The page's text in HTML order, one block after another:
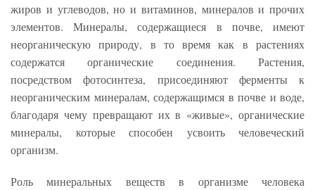
жиров и углеводов, но и витаминов, минералов и прочих
элементов. Минералы, содержащиеся в почве, имеют
неорганическую природу, в то время как в растениях
содержатся органические соединения. Растения,
посредством фотосинтеза, присоединяют ферменты к
неорганическим минералам, содержащимся в почве и воде,
благодаря чему превращают их в «живые», органические
минералы, которые способен усвоить человеческий
организм.
Роль минеральных веществ в организме человека